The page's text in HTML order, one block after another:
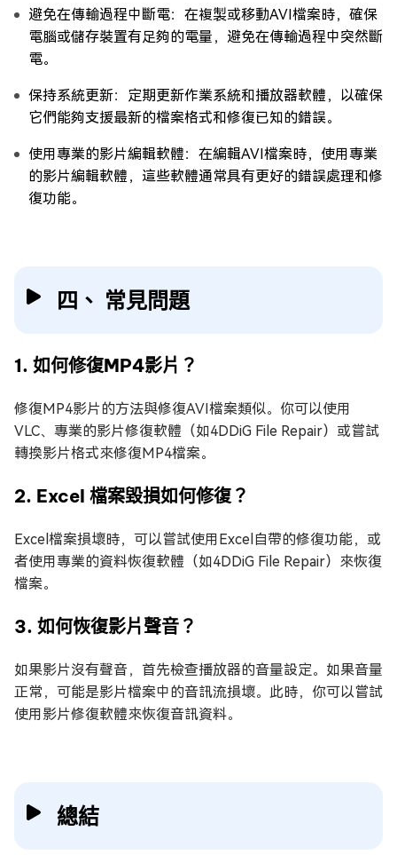
避免在傳輸過程中斷電：在複製或移動AVI檔案時，確保
電腦或儲存裝置有足夠的電量，避免在傳輸過程中突然斷
電。
保持系統更新：定期更新作業系統和播放器軟體，以確保
它們能夠支援最新的檔案格式和修復已知的錯誤。
使用專業的影片編輯軟體：在編輯AVI檔案時，使用專業
的影片編輯軟體，這些軟體通常具有更好的錯誤處理和修
復功能。
四、 常見問題
1. 如何修復MP4影片？
修復MP4影片的方法與修復AVI檔案類似。你可以使用
VLC、專業的影片修復軟體（如4DDiG File Repair）或嘗試
轉換影片格式來修復MP4檔案。
2. Excel 檔案毀損如何修復？
Excel檔案損壞時，可以嘗試使用Excel自帶的修復功能，或
者使用專業的資料恢復軟體（如4DDiG File Repair）來恢復
檔案。
3. 如何恢復影片聲音？
如果影片沒有聲音，首先檢查播放器的音量設定。如果音量
正常，可能是影片檔案中的音訊流損壞。此時，你可以嘗試
使用影片修復軟體來恢復音訊資料。
總結